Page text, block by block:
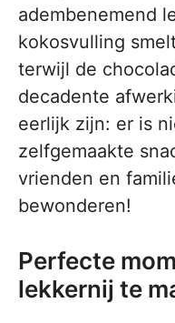
adembenemend
kokosvulling
terwijl de
decadente
eerlijk zijn: er is
zelfgemaakte
vrienden en
bewonderen!
Perfecte
lekkernij te